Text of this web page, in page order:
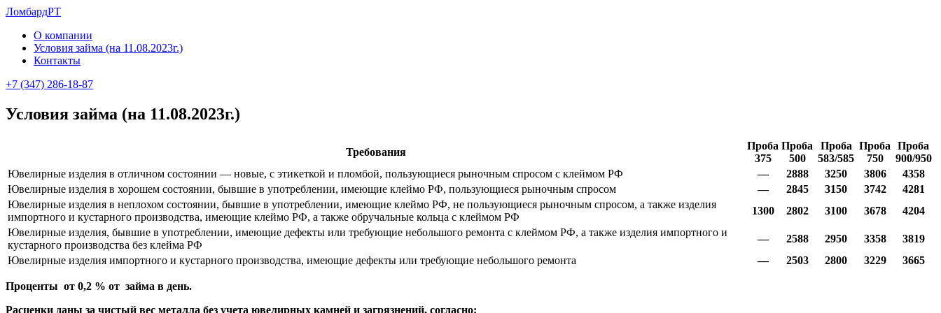
ЛомбардРТ
О компании
Условия займа (на 11.08.2023г.)
Контакты
+7 (347) 286-18-87
Условия займа (на 11.08.2023г.)
Требования
Проба
375
Проба
500
Проба
583/585
Проба
750
Проба
900/950
Ювелирные изделия в отличном состоянии — новые, с этикеткой и пломбой, пользующиеся рыночным спросом с клеймом РФ
— 2888 3250 3806
4358
Ювелирные изделия в хорошем состоянии, бывшие в употреблении, имеющие клеймо РФ, пользующиеся рыночным спросом
— 2845 3150 3742
4281
Ювелирные изделия в неплохом состоянии, бывшие в употреблении, имеющие клеймо РФ, не пользующиеся рыночным спросом, а также изделия
импортного и кустарного производства, имеющие клеймо РФ, а также обручальные кольца с клеймом РФ
1300 2802 3100 3678
4204
Ювелирные изделия, бывшие в употреблении, имеющие дефекты или требующие небольшого ремонта с клеймом РФ, а также изделия импортного и
кустарного производства без клейма РФ
— 2588 2950 3358
3819
Ювелирные изделия импортного и кустарного производства, имеющие дефекты или требующие небольшого ремонта
— 2503 2800 3229 3665
Проценты от 0,2 % от займа в день.
Расценки даны за чистый вес металла без учета ювелирных камней и загрязнений, согласно: